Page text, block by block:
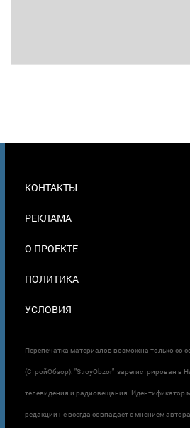
В
КОНТАКТЫ
РЕКЛАМА
О ПРОЕКТЕ
ПОЛИТИКА
УСЛОВИЯ
Перепечатка материалов возможна только со
(СтройОбзор). "StroyObzor" зарегистрирован в
телевидения и радиовещания. Идентификатор
редакции не всегда совпадает с мнением